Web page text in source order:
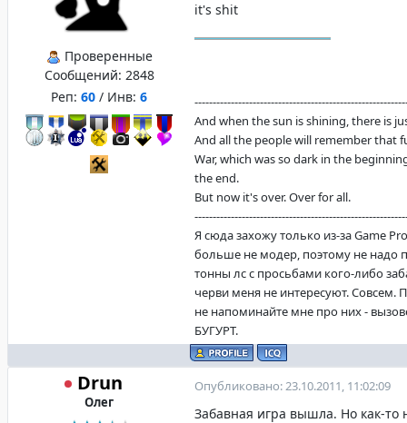
Проверенные
Сообщений: 2848
Реп: 60 / Инв: 6
it's shit
And when the sun is shining, there is
And all the people will remember that
War, which was so dark in the
the end.
But now it's over. Over for all.
Я сюда захожу только из-за Game
больше не модер, поэтому не надо
тонны лс с просьбами кого-либо
черви меня не интересуют. Совсем.
не напоминайте мне про них -
БУГУРТ.
Drun
Олег
Опубликовано: 23.10.2011, 11:02:09
Забавная игра вышла. Но как-то